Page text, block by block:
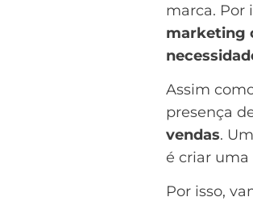
marca. Por
marketing
Assim
presença
vendas.
é criar uma
Por isso,